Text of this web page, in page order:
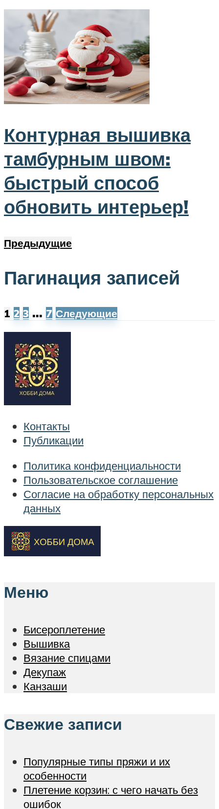
Контурная вышивка
тамбурным швом:
быстрый способ
обновить интерьер!
Предыдущие
Пагинация записей
1 2 3 … 7 Следующие
Контакты
Публикации
Политика конфиденциальности
Пользовательское соглашение
Согласие на обработку персональных
данных
Меню
Бисероплетение
Вышивка
Вязание спицами
Декупаж
Канзаши
Свежие записи
Популярные типы пряжи и их
особенности
Плетение корзин: с чего начать без
ошибок